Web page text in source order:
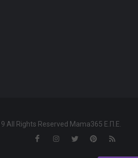
All Rights Reserved Mama365 Ε.Π.Ε.